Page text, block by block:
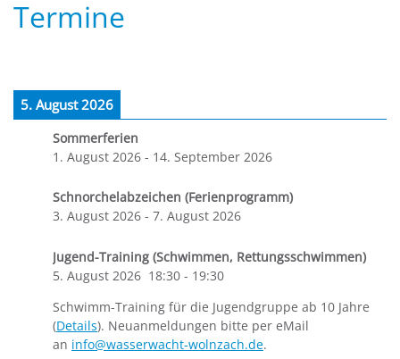
Termine
5. August 2026
Sommerferien
1. August 2026 - 14. September 2026
Schnorchelabzeichen (Ferienprogramm)
3. August 2026 - 7. August 2026
Jugend-Training (Schwimmen, Rettungsschwimmen)
5. August 2026 18:30 - 19:30
Schwimm-Training für die Jugendgruppe ab 10 Jahre
(Details). Neuanmeldungen bitte per eMail
an info@wasserwacht-wolnzach.de.